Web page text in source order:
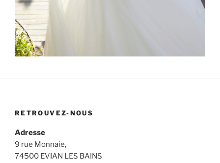
RETROUVEZ-NOUS
Adresse
9 rue Monnaie,
74500 EVIAN LES BAINS